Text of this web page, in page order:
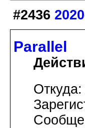
#2436
Parallel